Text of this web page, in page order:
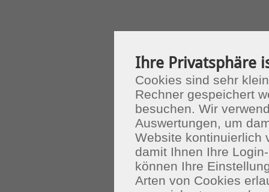
Ihre Privatsphäre
Cookies sind sehr
Rechner gespeichert
besuchen. Wir
Auswertungen, um
Website kontinuierlich
damit Ihnen Ihre
können Ihre
Arten von Cookies